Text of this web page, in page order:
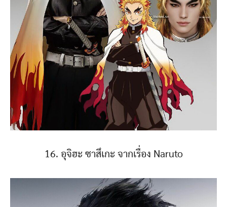
16. อุจิฮะ ซาสึเกะ จากเรื่อง Naruto